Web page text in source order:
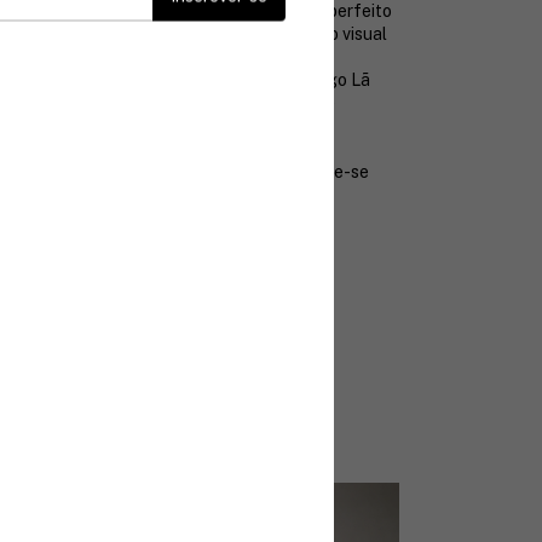
e presença marcante. Versátil, ele é perfeito
ou para adicionar um toque refinado ao visual
primoroso e corte elegante, o Casaco Longo Lã
que transcende tendências e destaque-se